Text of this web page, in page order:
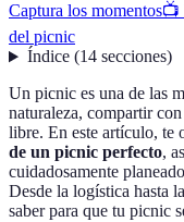
Captura los momentos📺
del picnic
Índice(14 secciones)
Un picnic es una de las
naturaleza, compartir
libre. En este artículo, te
de un picnic perfecto,
cuidadosamente
Desde la logística hasta
saber para que tu picnic